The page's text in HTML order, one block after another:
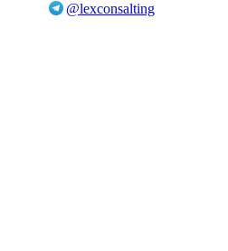
@lexconsalting